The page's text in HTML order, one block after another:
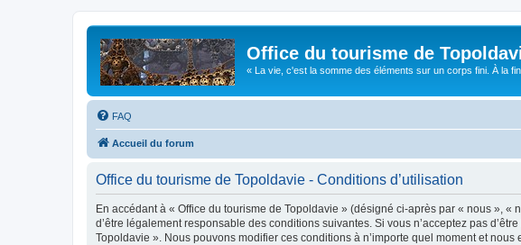
Office du tourisme de
« La vie, c'est la somme des éléments sur un corps fini. À la
FAQ
Accueil du forum
Office du tourisme de Topoldavie - Conditions d’utilisation
En accédant à « Office du tourisme de Topoldavie » (désigné ci-après par « nous »,
d’être légalement responsable des conditions suivantes. Si vous n’acceptez pas
Topoldavie ». Nous pouvons modifier ces conditions à n’importe quel moment et